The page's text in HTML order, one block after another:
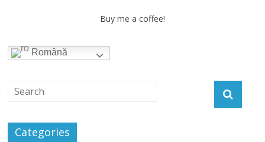
Buy me a coffee!
Română
Categories